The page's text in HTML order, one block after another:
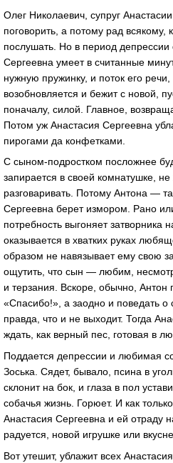
Олег Николаевич, супруг
поговорить, а потому рад всякому,
послушать. Но в период депрессии
Сергеевна умеет в считанные
нужную пружинку, и поток его
возобновляется и бежит с новой,
поначалу, силой. Главное,
Потом уж Анастасия Сергеевна
пирогами да конфетками.
С сыном-подростком посложнее
запирается в своей комнатушке,
разговаривать. Потому Антона —
Сергеевна берет измором. Рано
потребность выгоняет затворника
оказывается в хватких руках
образом не навязывает ему свою
ощутить, что сын — любим,
и терзания. Вскоре, обычно, Антон
«Спасибо!», а заодно и поведать о
правда, что и не выходит. Тогда
ждать, как верный пес, готовая в
Поддается депрессии и любимая
Зоська. Сядет, бывало, псина в
склонит на бок, и глаза в пол
собачья жизнь. Горюет. И как
Анастасия Сергеевна и ей отраду
радуется, новой игрушке или
Вот утешит, ублажит всех